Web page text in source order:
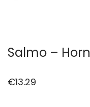
Salmo –
€13.29